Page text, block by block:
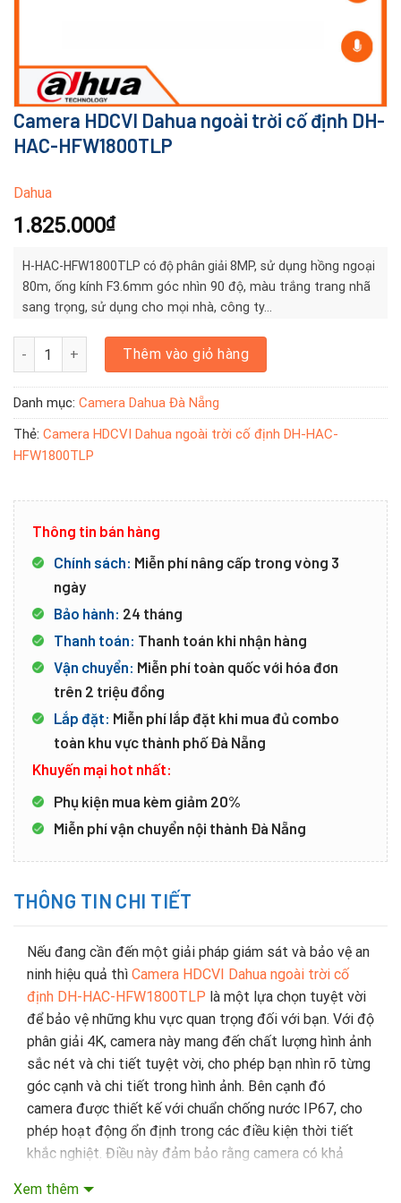
Camera HDCVI Dahua ngoài trời cố định DH-
HAC-HFW1800TLP
Dahua
1.825.000₫
H-HAC-HFW1800TLP có độ phân giải 8MP, sử dụng hồng ngoại
80m, ống kính F3.6mm góc nhìn 90 độ, màu trắng trang nhã
sang trọng, sử dụng cho mọi nhà, công ty…
Camera HDCVI Dahua ngoài trời cố định DH-HAC-HFW1800TLP số
Thêm vào giỏ hàng
Danh mục: Camera Dahua Đà Nẵng
Thẻ: Camera HDCVI Dahua ngoài trời cố định DH-HAC-
HFW1800TLP
Thông tin bán hàng
Chính sách: Miễn phí nâng cấp trong vòng 3
ngày
Bảo hành: 24 tháng
Thanh toán: Thanh toán khi nhận hàng
Vận chuyển: Miễn phí toàn quốc với hóa đơn
trên 2 triệu đồng
Lắp đặt: Miễn phí lắp đặt khi mua đủ combo
toàn khu vực thành phố Đà Nẵng
Khuyến mại hot nhất:
Phụ kiện mua kèm giảm 20%
Miễn phí vận chuyển nội thành Đà Nẵng
THÔNG TIN CHI TIẾT
Nếu đang cần đến một giải pháp giám sát và bảo vệ an
ninh hiệu quả thì Camera HDCVI Dahua ngoài trời cố
định DH-HAC-HFW1800TLP là một lựa chọn tuyệt vời
để bảo vệ những khu vực quan trọng đối với bạn. Với độ
phân giải 4K, camera này mang đến chất lượng hình ảnh
sắc nét và chi tiết tuyệt vời, cho phép bạn nhìn rõ từng
góc cạnh và chi tiết trong hình ảnh. Bên cạnh đó
camera được thiết kế với chuẩn chống nước IP67, cho
phép hoạt động ổn định trong các điều kiện thời tiết
khắc nghiệt. Điều này đảm bảo rằng camera có khả
Xem thêm